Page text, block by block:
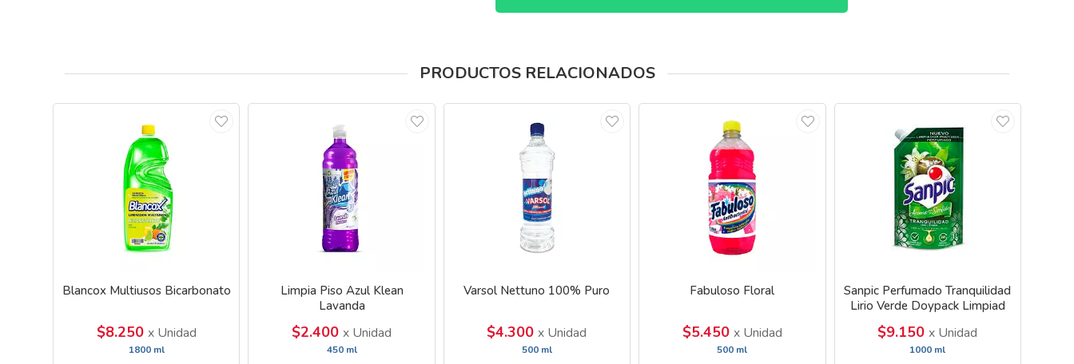
PRODUCTOS RELACIONADOS
Blancox Multiusos Bicarbonato
$8.250 x Unidad
1800 ml
Limpia Piso Azul Klean
Lavanda
$2.400x Unidad
450 ml
Varsol Nettuno 100% Puro
$4.300x Unidad
500 ml
Fabuloso Floral
$5.450 x Unidad
500 ml
Sanpic Perfumado Tranquilidad
Lirio Verde Doypack Limpiad
$9.150x Unidad
1000 ml